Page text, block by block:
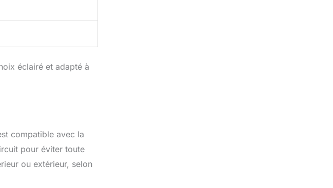
éclairé et adapté à
compatible avec la
pour éviter toute
ou extérieur, selon